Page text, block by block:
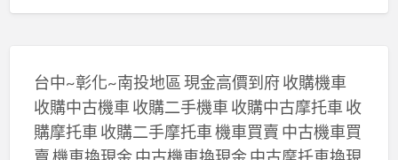
台中~彰化~南投地區 現金高價到府 收購機車
收購中古機車 收購二手機車 收購中古摩托車 收
購摩托車 收購二手摩托車 機車買賣 中古機車買